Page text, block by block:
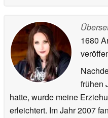
1680
frühen
hatte, wurde meine
erleichtert. Im Jahr 2007